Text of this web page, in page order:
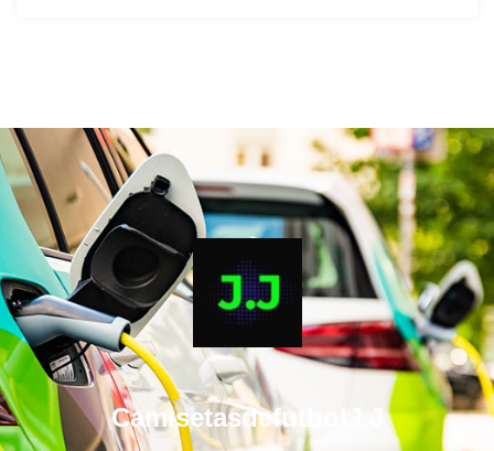
CamisetasdefutbolJ.J